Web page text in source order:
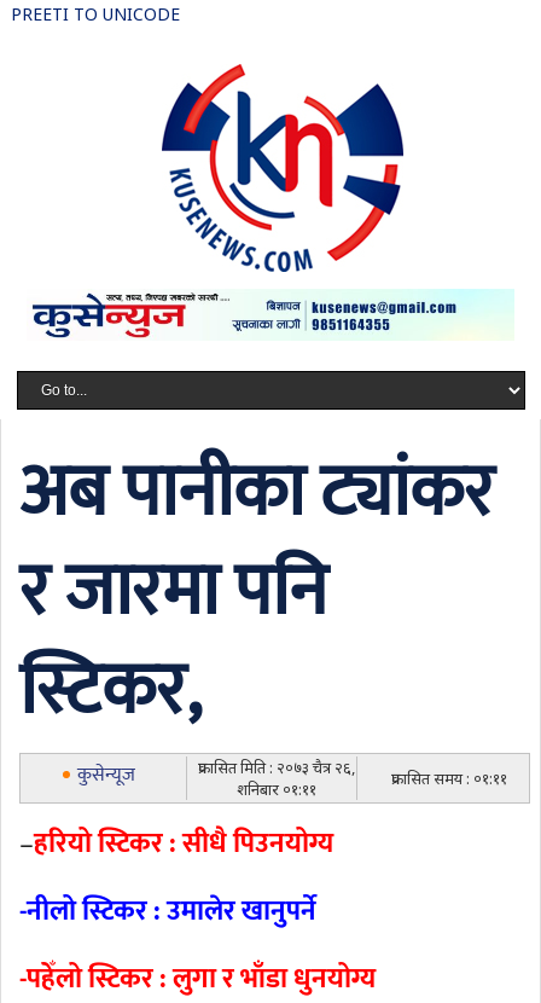
PREETI TO UNICODE
अब पानीका ट्यांकर
र जारमा पनि
स्टिकर,
कुसेन्यूज
प्रकासित मिति : २०७३ चैत्र २६,
शनिबार ०१:११
प्रकासित समय : ०१:११
–हरियो स्टिकर : सीधै पिउनयोग्य
-नीलो स्टिकर : उमालेर खानुपर्ने
-पहेँलो स्टिकर : लुगा र भाँडा धुनयोग्य